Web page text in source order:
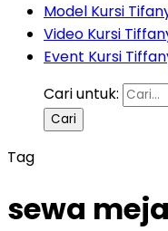
Model Kursi
Video Kursi
Event Kursi
Cari untuk:
Tag
sewa